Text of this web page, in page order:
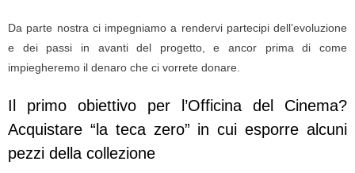
Da parte nostra ci impegniamo a rendervi partecipi dell’evoluzione
e dei passi in avanti del progetto, e ancor prima di come
impiegheremo il denaro che ci vorrete donare.
Il primo obiettivo per l’Officina del Cinema?
Acquistare “la teca zero” in cui esporre alcuni
pezzi della collezione